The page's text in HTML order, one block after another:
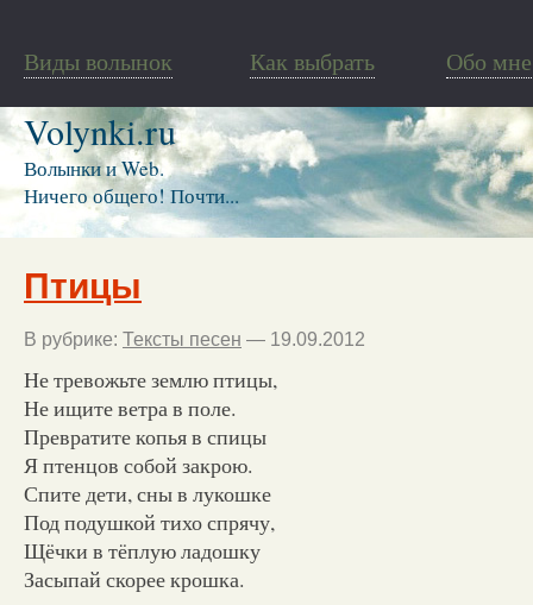
Виды волынок Как выбрать Обо мне
Volynki.ru
Волынки и Web.
Ничего общего! Почти...
Птицы
В рубрике: Тексты песен — 19.09.2012
Не тревожьте землю птицы,
Не ищите ветра в поле.
Превратите копья в спицы
Я птенцов собой закрою.
Спите дети, сны в лукошке
Под подушкой тихо спрячу,
Щёчки в тёплую ладошку
Засыпай скорее крошка.